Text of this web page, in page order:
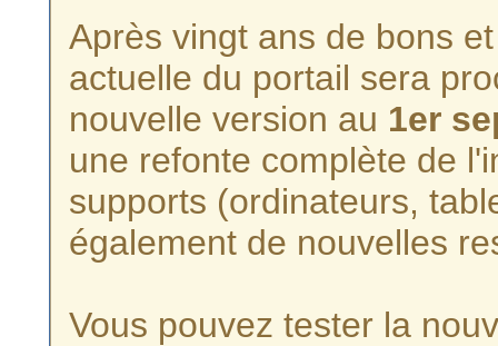
Après vingt ans de bons
actuelle du portail sera
nouvelle version au 1er
une refonte complète de
supports (ordinateurs,
également de nouvelles
Vous pouvez tester la